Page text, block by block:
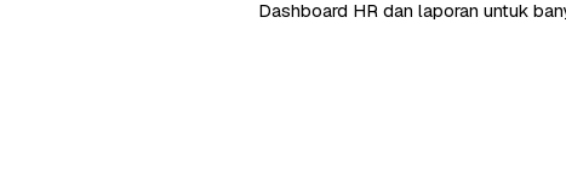
Dashboard HR dan laporan untuk